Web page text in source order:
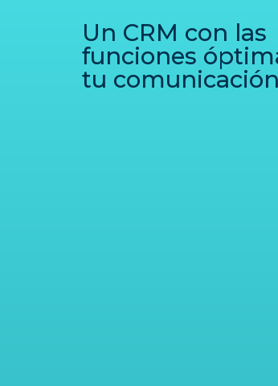
Un CRM con las
funciones
tu comunicación